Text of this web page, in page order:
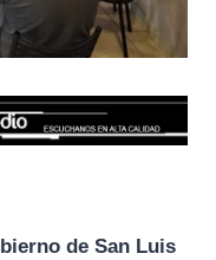
de San Luis